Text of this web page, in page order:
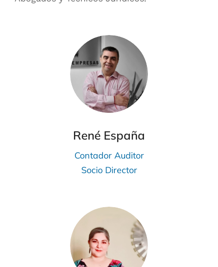
René España
Contador Auditor
Socio Director